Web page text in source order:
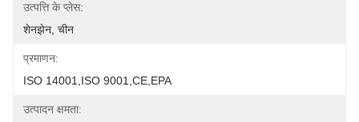
उत्पत्ति के प्लेस:
शेनझेन, चीन
प्रमाणन:
ISO 14001,ISO 9001,CE,EPA
उत्पादन क्षमता: